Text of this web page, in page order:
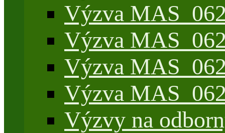
Výzva
Výzva
Výzva
Výzva
Výzvy na